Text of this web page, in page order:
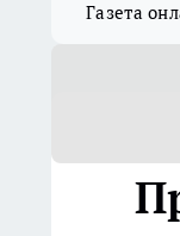
Газета